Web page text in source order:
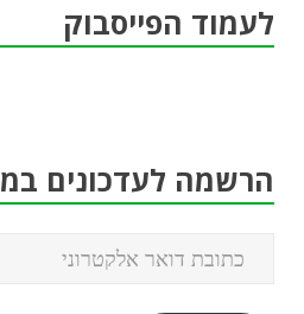
לעמוד הפייסבוק
הרשמה לעדכונים